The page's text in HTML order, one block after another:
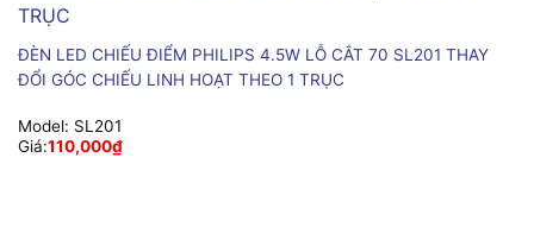
ĐÈN LED CHIẾU ĐIỂM PHILIPS 4.5W LỖ CẮT 70 SL201 THAY
ĐỔI GÓC CHIẾU LINH HOẠT THEO 1 TRỤC
Model: SL201
Giá:110,000₫